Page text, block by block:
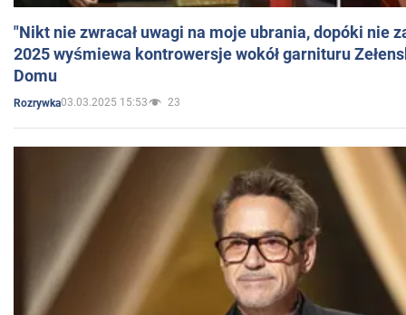
"Nikt nie zwracał uwagi na moje ubrania, dopóki nie
2025 wyśmiewa kontrowersje wokół garnituru
Domu
Rozrywka03.03.2025 15:53 23